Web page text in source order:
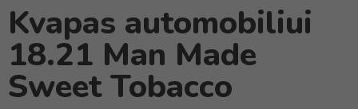
Kvapas automobiliui
18.21 Man Made
Sweet Tobacco